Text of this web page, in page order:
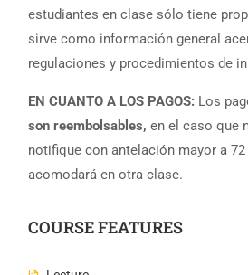
estudiantes en clase sólo tiene
sirve como información general
regulaciones y procedimientos de
EN CUANTO A LOS PAGOS: Los
son reembolsables, en el caso que
notifique con antelación mayor a
acomodará en otra clase.
COURSE FEATURES